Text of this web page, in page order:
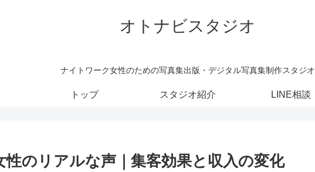
オトナビスタジオ
ナイトワーク女性のための写真集出版・デジタル写真集制作スタジオ
トップ スタジオ紹介 LINE相談
のリアルな声｜集客効果と収入の変化